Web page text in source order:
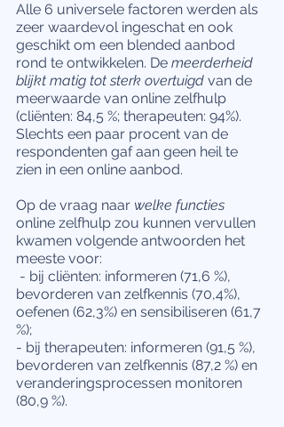
Alle 6 universele factoren werden als
zeer waardevol ingeschat en ook
geschikt om een blended aanbod
rond te ontwikkelen. De meerderheid
blijkt matig tot sterk overtuigd van de
meerwaarde van online zelfhulp
(cliënten: 84,5 %; therapeuten: 94%).
Slechts een paar procent van de
respondenten gaf aan geen heil te
zien in een online aanbod.
Op de vraag naar welke functies
online zelfhulp zou kunnen vervullen
kwamen volgende antwoorden het
meeste voor:
bevorderen van zelfkennis (70,4%),
oefenen (62,3%) en sensibiliseren (61,7
%);
- bij therapeuten: informeren (91,5 %),
bevorderen van zelfkennis (87,2 %) en
veranderingsprocessen monitoren
(80,9 %).